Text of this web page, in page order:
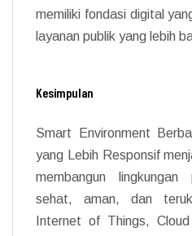
memiliki fondasi digital
layanan publik yang lebih
Kesimpulan
Smart Environment
yang Lebih Responsif
membangun
sehat, aman, dan
Internet of Things,